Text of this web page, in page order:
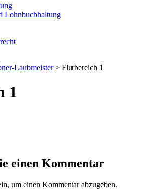
Lohnbuchhaltung
Laubmeister> Flurbereich 1
1
einen Kommentar
um einen Kommentar abzugeben.